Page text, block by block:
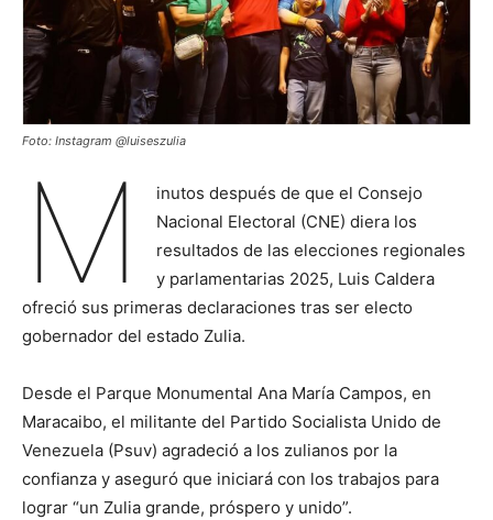
Foto: Instagram @luiseszulia
M
inutos después de que el Consejo
Nacional Electoral (CNE) diera los
resultados de las elecciones regionales
y parlamentarias 2025, Luis Caldera
ofreció sus primeras declaraciones tras ser electo
gobernador del estado Zulia.
Desde el Parque Monumental Ana María Campos, en
Maracaibo, el militante del Partido Socialista Unido de
Venezuela (Psuv) agradeció a los zulianos por la
confianza y aseguró que iniciará con los trabajos para
lograr “un Zulia grande, próspero y unido”.